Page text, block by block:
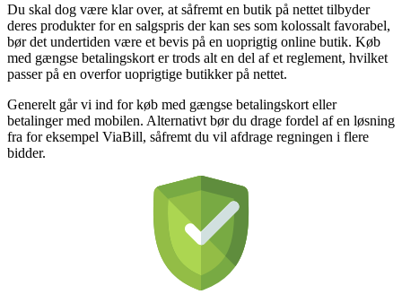
Du skal dog være klar over, at såfremt en butik på nettet tilbyder
deres produkter for en salgspris der kan ses som kolossalt favorabel,
bør det undertiden være et bevis på en uoprigtig online butik. Køb
med gængse betalingskort er trods alt en del af et reglement, hvilket
passer på en overfor uoprigtige butikker på nettet.
Generelt går vi ind for køb med gængse betalingskort eller
betalinger med mobilen. Alternativt bør du drage fordel af en løsning
fra for eksempel ViaBill, såfremt du vil afdrage regningen i flere
bidder.